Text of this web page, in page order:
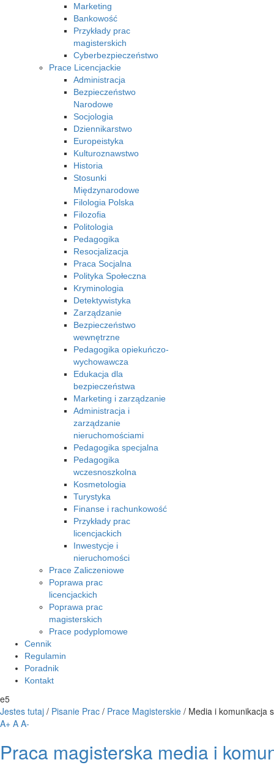
Marketing
Bankowość
Przykłady prac
magisterskich
Cyberbezpieczeństwo
Prace Licencjackie
Administracja
Bezpieczeństwo
Narodowe
Socjologia
Dziennikarstwo
Europeistyka
Kulturoznawstwo
Historia
Stosunki
Międzynarodowe
Filologia Polska
Filozofia
Politologia
Pedagogika
Resocjalizacja
Praca Socjalna
Polityka Społeczna
Kryminologia
Detektywistyka
Zarządzanie
Bezpieczeństwo
wewnętrzne
Pedagogika opiekuńczo-
wychowawcza
Edukacja dla
bezpieczeństwa
Marketing i zarządzanie
Administracja i
zarządzanie
nieruchomościami
Pedagogika specjalna
Pedagogika
wczesnoszkolna
Kosmetologia
Turystyka
Finanse i rachunkowość
Przykłady prac
licencjackich
Inwestycje i
nieruchomości
Prace Zaliczeniowe
Poprawa prac
licencjackich
Poprawa prac
magisterskich
Prace podyplomowe
Cennik
Regulamin
Poradnik
Kontakt
e5
Jestes tutaj / Pisanie Prac / Prace Magisterskie / Media i komunikacja
A+ A A-
Praca magisterska media i